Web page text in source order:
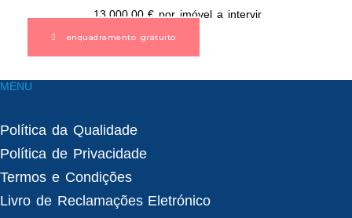
13.000,00 € por imóvel a intervir
enquadramento gratuito
MENU
Política da Qualidade
Política de Privacidade
Termos e Condições
Livro de Reclamações Eletrónico